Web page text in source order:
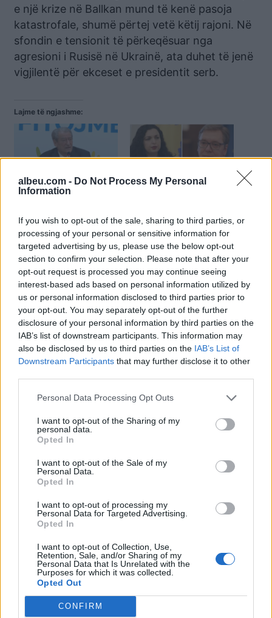
albeu.com - Do Not Process My Personal
Information
If you wish to opt-out of the sale, sharing to third parties, or
processing of your personal or sensitive information for
targeted advertising by us, please use the below opt-out
section to confirm your selection. Please note that after your
opt-out request is processed you may continue seeing
interest-based ads based on personal information utilized by
us or personal information disclosed to third parties prior to
your opt-out. You may separately opt-out of the further
disclosure of your personal information by third parties on the
IAB’s list of downstream participants. This information may
also be disclosed by us to third parties on the IAB’s List of
Downstream Participants that may further disclose it to other
Personal Data Processing Opt Outs
I want to opt-out of the Sharing of my
personal data.
Opted In
I want to opt-out of the Sale of my
Personal Data.
Opted In
I want to opt-out of processing my
Personal Data for Targeted Advertising.
Opted In
I want to opt-out of Collection, Use,
Retention, Sale, and/or Sharing of my
Personal Data that Is Unrelated with the
Purposes for which it was collected.
Opted Out
CONFIRM
e një krize në Ballkan mund të kenë pasoja
katastrofale, shumë përtej vetë këtij rajoni. Në
sfondin e tensionit të përkeqësuar nga
agresioni i Rusisë në Ukrainë, ata duhet të jenë
vigjilentë për ekceset e presidentit serb.
Lajme të ngjashme:
Kërkesa e Ramës për
Kosovën, Berisha: Qëllimi,
përfshirja e Rusisë në
zgjidhjen e krizës
Vuçiç fitoi zgjedhjet,
mentalitet i viteve ’90
Vuçiç: Perëndimi po
ushtron trysni mbi Serbinë
për të njohur Kosovën
Shtuarmë29.12.2023 19:58
Tags:
protesta per zgjedhjet ne serbi
, zgjedhjet ne serbi